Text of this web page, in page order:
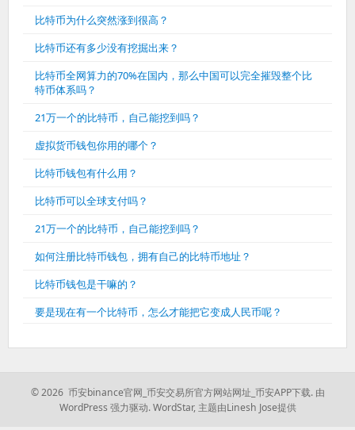
比特币为什么突然涨到很高？
比特币还有多少没有挖掘出来？
比特币全网算力的70%在国内，那么中国可以完全摧毁整个比
特币体系吗？
21万一个的比特币，自己能挖到吗？
虚拟货币钱包你用的哪个？
比特币钱包有什么用？
比特币可以全球支付吗？
21万一个的比特币，自己能挖到吗？
如何注册比特币钱包，拥有自己的比特币地址？
比特币钱包是干嘛的？
要是现在有一个比特币，怎么才能把它变成人民币呢？
© 2026 币安binance官网_币安交易所官方网站网址_币安APP下载. 由
WordPress 强力驱动. WordStar, 主题由Linesh Jose提供